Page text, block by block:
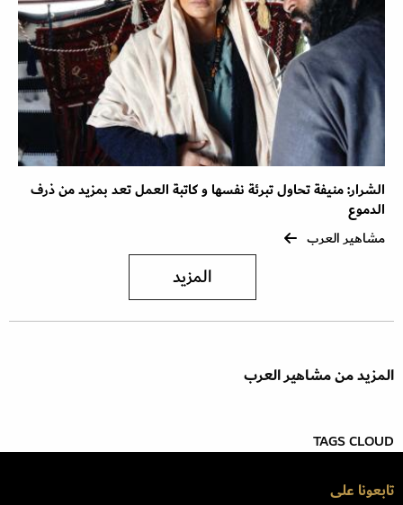
الشرار: منيفة تحاول تبرئة نفسها و كاتبة العمل تعد بمزيد من ذرف
الدموع
مشاهير العرب
المزيد
المزيد من مشاهير العرب
TAGS CLOUD
تابعونا على